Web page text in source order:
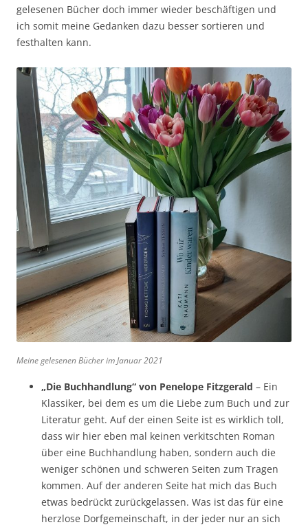
gelesenen Bücher doch immer wieder beschäftigen und
ich somit meine Gedanken dazu besser sortieren und
festhalten kann.
Meine gelesenen Bücher im Januar 2021
„Die Buchhandlung“ von Penelope Fitzgerald – Ein
Klassiker, bei dem es um die Liebe zum Buch und zur
Literatur geht. Auf der einen Seite ist es wirklich toll,
dass wir hier eben mal keinen verkitschten Roman
über eine Buchhandlung haben, sondern auch die
weniger schönen und schweren Seiten zum Tragen
kommen. Auf der anderen Seite hat mich das Buch
etwas bedrückt zurückgelassen. Was ist das für eine
herzlose Dorfgemeinschaft, in der jeder nur an sich